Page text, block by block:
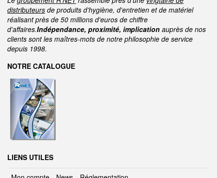
distributeurs de produits d'hygiène, d'entretien et de matériel
réalisant près de 50 millions d'euros de chiffre
d'affaires.Indépendance, proximité, implication auprès de nos
clients sont les maîtres-mots de notre philosophie de service
depuis 1998.
NOTRE CATALOGUE
LIENS UTILES